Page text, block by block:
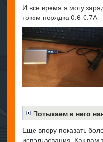
И все время я могу
током порядка 0.6-0.7А
Потыкаем в него
Еще впору показать
использования. Как вам